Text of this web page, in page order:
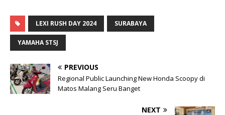
LEXI RUSH DAY 2024 SURABAYA
YAMAHA STSJ
PREVIOUS
Regional Public Launching New Honda Scoopy di
Matos Malang Seru Banget
NEXT